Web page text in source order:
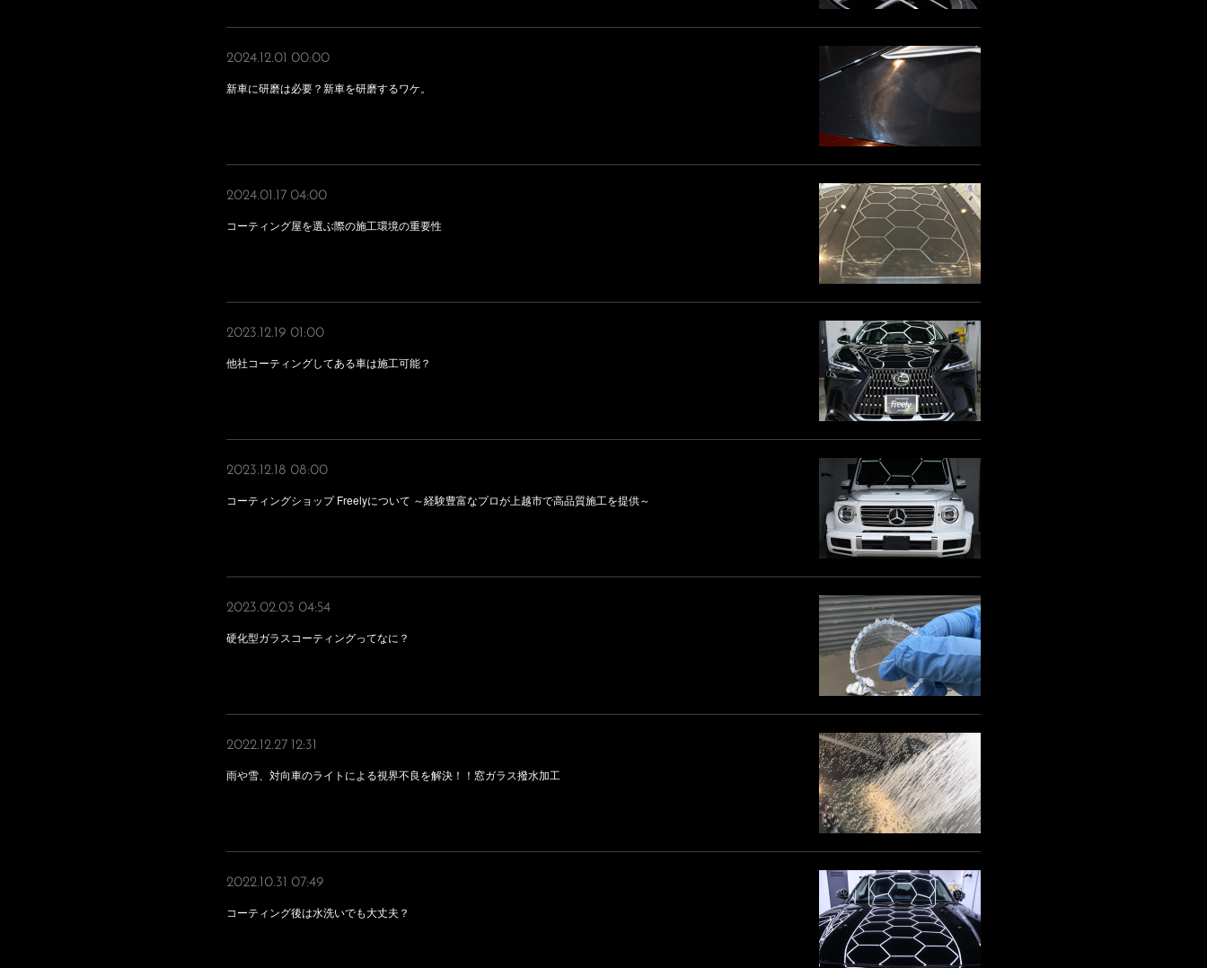
2024.12.01 00:00
新車に研磨は必要？新車を研磨するワケ。
2024.01.17 04:00
コーティング屋を選ぶ際の施工環境の重要性
2023.12.19 01:00
他社コーティングしてある車は施工可能？
2023.12.18 08:00
コーティングショップ Freelyについて ～経験豊富なプロが上越市で高品質施工を提供～
2023.02.03 04:54
硬化型ガラスコーティングってなに？
2022.12.27 12:31
雨や雪、対向車のライトによる視界不良を解決！！窓ガラス撥水加工
2022.10.31 07:49
コーティング後は水洗いでも大丈夫？